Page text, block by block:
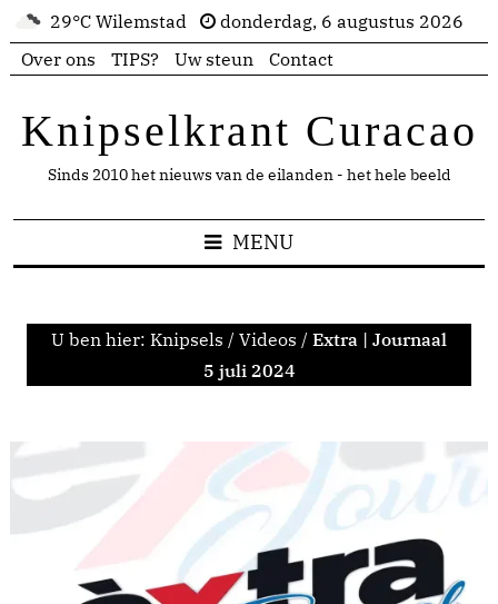
29°C Wilemstad
donderdag, 6 augustus 2026
Over ons
TIPS? Uw steun Contact
Knipselkrant Curacao
Sinds 2010 het nieuws van de eilanden - het hele beeld
MENU
U ben hier: Knipsels / Videos / Extra | Journaal
5 juli 2024